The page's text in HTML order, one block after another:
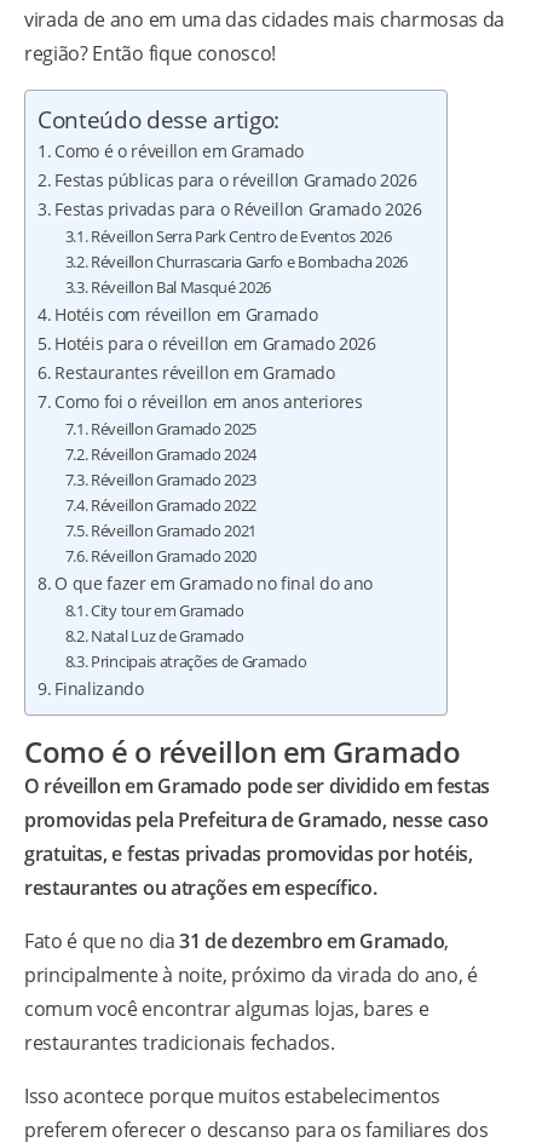
virada de ano em uma das cidades mais charmosas da
região? Então fique conosco!
Conteúdo desse artigo:
Como é o réveillon em Gramado
Festas públicas para o réveillon Gramado 2026
Festas privadas para o Réveillon Gramado 2026
Réveillon Serra Park Centro de Eventos 2026
Réveillon Churrascaria Garfo e Bombacha 2026
Réveillon Bal Masqué 2026
Hotéis com réveillon em Gramado
Hotéis para o réveillon em Gramado 2026
Restaurantes réveillon em Gramado
Como foi o réveillon em anos anteriores
Réveillon Gramado 2025
Réveillon Gramado 2024
Réveillon Gramado 2023
Réveillon Gramado 2022
Réveillon Gramado 2021
Réveillon Gramado 2020
O que fazer em Gramado no final do ano
City tour em Gramado
Natal Luz de Gramado
Principais atrações de Gramado
Finalizando
Como é o réveillon em Gramado
O réveillon em Gramado pode ser dividido em festas
promovidas pela Prefeitura de Gramado, nesse caso
gratuitas, e festas privadas promovidas por hotéis,
restaurantes ou atrações em específico.
Fato é que no dia31 de dezembro em Gramado,
principalmente à noite, próximo da virada do ano, é
comum você encontrar algumas lojas, bares e
restaurantes tradicionais fechados.
Isso acontece porque muitos estabelecimentos
preferem oferecer o descanso para os familiares dos